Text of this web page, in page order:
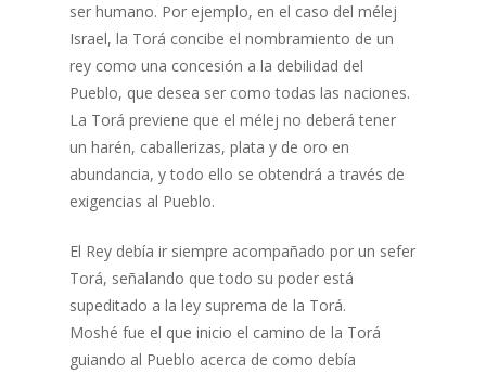
ser humano. Por ejemplo, en el caso del mélej
Israel, la Torá concibe el nombramiento de un
rey como una concesión a la debilidad del
Pueblo, que desea ser como todas las naciones.
La Torá previene que el mélej no deberá tener
un harén, caballerizas, plata y de oro en
abundancia, y todo ello se obtendrá a través de
exigencias al Pueblo.
El Rey debía ir siempre acompañado por un sefer
Torá, señalando que todo su poder está
supeditado a la ley suprema de la Torá.
Moshé fue el que inicio el camino de la Torá
guiando al Pueblo acerca de como debía